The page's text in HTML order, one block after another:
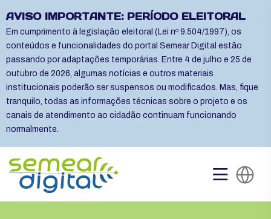
AVISO IMPORTANTE: PERÍODO ELEITORAL
Em cumprimento à legislação eleitoral (Lei nº 9.504/1997), os
conteúdos e funcionalidades do portal Semear Digital estão
passando por adaptações temporárias. Entre 4 de julho e 25 de
outubro de 2026, algumas notícias e outros materiais
institucionais poderão ser suspensos ou modificados. Mas, fique
tranquilo, todas as informações técnicas sobre o projeto e os
canais de atendimento ao cidadão continuam funcionando
normalmente.